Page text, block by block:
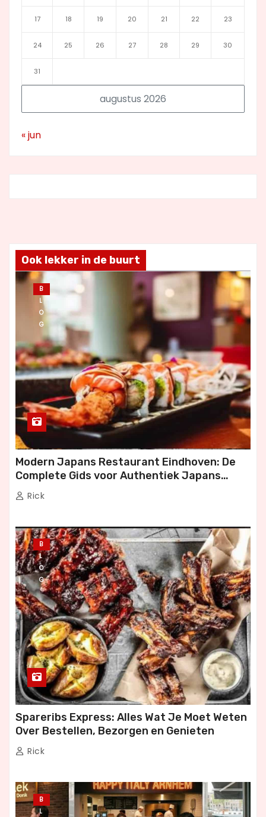
augustus 2026
17 18 19 20 21 22 23
24 25 26 27 28 29 30
31
« jun
Ook lekker in de buurt
B
L
O
G
Modern Japans Restaurant Eindhoven: De
Complete Gids voor Authentiek Japans
Dineren
Rick
B
L
O
G
Spareribs Express: Alles Wat Je Moet Weten
Over Bestellen, Bezorgen en Genieten
Rick
B
L